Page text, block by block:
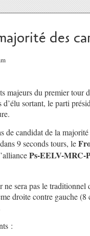
des
majeurs du premier tour
sortant, le parti
de candidat de la
9 seconds tours, le
Ps-EELV-MRC-
sera pas le traditionnel
droite contre gauche (8
: